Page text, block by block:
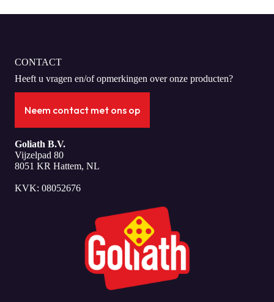
CONTACT
Heeft u vragen en/of opmerkingen over onze producten?
Neem contact met ons op
Goliath B.V.
Vijzelpad 80
8051 KR Hattem, NL
KVK: 08052676